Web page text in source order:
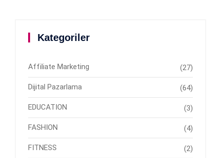
Kategoriler
Affiliate Marketing (27)
Dijital Pazarlama (64)
EDUCATION (3)
FASHION (4)
FITNESS (2)